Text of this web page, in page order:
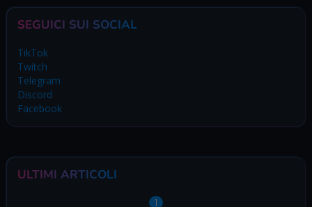
SEGUICI SUI SOCIAL
TikTok
Twitch
Telegram
Discord
Facebook
ULTIMI ARTICOLI